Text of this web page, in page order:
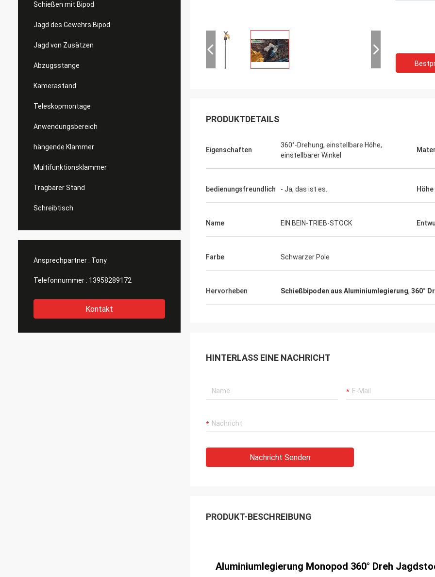
Schießen mit Bipod
Jagd des Gewehrs Bipod
Jagd von Zusätzen
Abzugsstange
Kamerastand
Teleskopmontage
Anwendungsbereich
hängende Klammer
Multifunktionsklammer
Tragbarer Stand
Schreibtisch
Ansprechpartner : Tony
Telefonnummer : 13958289172
Kontakt
PRODUKTDETAILS
Eigenschaften
360°-Drehung, einstellbare Höhe,
einstellbarer Winkel
bedienungsfreundlich - Ja, das ist es. Höhe
Name EIN BEIN-TRIEB-STOCK
Farbe Schwarzer Pole
Hervorheben Schießbipoden aus Aluminiumlegierung, 360°
HINTERLASS EINE NACHRICHT
Nachricht Senden
PRODUKT-BESCHREIBUNG
Aluminiumlegierung Monopod 360° Dreh